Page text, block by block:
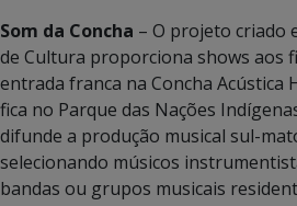
Som da Concha – O projeto criado
de Cultura proporciona shows aos
entrada franca na Concha Acústica
fica no Parque das Nações
difunde a produção musical sul-
selecionando músicos
bandas ou grupos musicais